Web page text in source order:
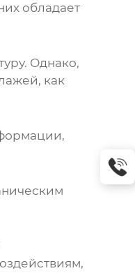
обладает
Однако,
как